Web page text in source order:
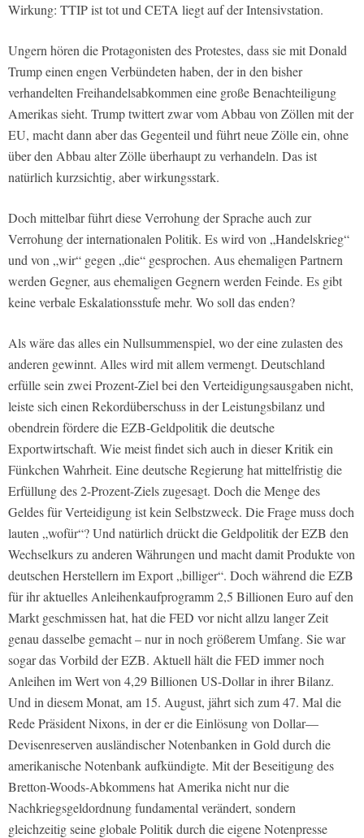
Wirkung: TTIP ist tot und CETA liegt auf der Intensivstation.
Ungern hören die Protagonisten des Protestes, dass sie mit Donald
Trump einen engen Verbündeten haben, der in den bisher
verhandelten Freihandelsabkommen eine große Benachteiligung
Amerikas sieht. Trump twittert zwar vom Abbau von Zöllen mit der
EU, macht dann aber das Gegenteil und führt neue Zölle ein, ohne
über den Abbau alter Zölle überhaupt zu verhandeln. Das ist
natürlich kurzsichtig, aber wirkungsstark.
Doch mittelbar führt diese Verrohung der Sprache auch zur
Verrohung der internationalen Politik. Es wird von „Handelskrieg“
und von „wir“ gegen „die“ gesprochen. Aus ehemaligen Partnern
werden Gegner, aus ehemaligen Gegnern werden Feinde. Es gibt
keine verbale Eskalationsstufe mehr. Wo soll das enden?
Als wäre das alles ein Nullsummenspiel, wo der eine zulasten des
anderen gewinnt. Alles wird mit allem vermengt. Deutschland
erfülle sein zwei Prozent-Ziel bei den Verteidigungsausgaben nicht,
leiste sich einen Rekordüberschuss in der Leistungsbilanz und
obendrein fördere die EZB-Geldpolitik die deutsche
Exportwirtschaft. Wie meist findet sich auch in dieser Kritik ein
Fünkchen Wahrheit. Eine deutsche Regierung hat mittelfristig die
Erfüllung des 2-Prozent-Ziels zugesagt. Doch die Menge des
Geldes für Verteidigung ist kein Selbstzweck. Die Frage muss doch
lauten „wofür“? Und natürlich drückt die Geldpolitik der EZB den
Wechselkurs zu anderen Währungen und macht damit Produkte von
deutschen Herstellern im Export „billiger“. Doch während die EZB
für ihr aktuelles Anleihenkaufprogramm 2,5 Billionen Euro auf den
Markt geschmissen hat, hat die FED vor nicht allzu langer Zeit
genau dasselbe gemacht – nur in noch größerem Umfang. Sie war
sogar das Vorbild der EZB. Aktuell hält die FED immer noch
Anleihen im Wert von 4,29 Billionen US-Dollar in ihrer Bilanz.
Und in diesem Monat, am 15. August, jährt sich zum 47. Mal die
Rede Präsident Nixons, in der er die Einlösung von Dollar—
Devisenreserven ausländischer Notenbanken in Gold durch die
amerikanische Notenbank aufkündigte. Mit der Beseitigung des
Bretton-Woods-Abkommens hat Amerika nicht nur die
Nachkriegsgeldordnung fundamental verändert, sondern
gleichzeitig seine globale Politik durch die eigene Notenpresse